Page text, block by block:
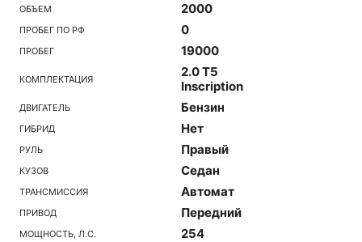
ОБЪЕМ 2000
ПРОБЕГ ПО РФ 0
ПРОБЕГ 19000
КОМПЛЕКТАЦИЯ
2.0 T5
Inscription
ДВИГАТЕЛЬ Бензин
ГИБРИД Нет
РУЛЬ Правый
КУЗОВ Седан
ТРАНСМИССИЯ Автомат
ПРИВОД Передний
МОЩНОСТЬ, Л.С. 254